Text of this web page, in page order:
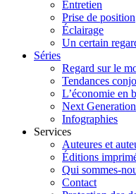
Entretien
Prise de position
Éclairage
Un certain
Séries
Regard sur le
Tendances
L’économie en
Next Generation
Infographies
Services
Auteures et
Éditions
Qui sommes-
Contact